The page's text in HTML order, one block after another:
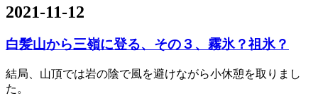
2021-11-12
白髪山から三嶺に登る、その３、霧氷？祖氷？
結局、山頂では岩の陰で風を避けながら小休憩を取りまし
た。